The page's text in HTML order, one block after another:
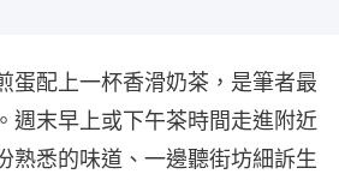
蛋配上一杯香滑奶茶，是筆者最
週末早上或下午茶時間走進附近
熟悉的味道、一邊聽街坊細訴生